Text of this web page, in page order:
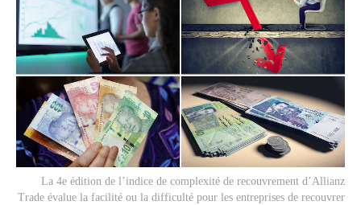
La 4e édition de l’indice de complexité de recouvrement d’Allianz
Trade évalue la facilité ou la difficulté pour les entreprises de recouvrer